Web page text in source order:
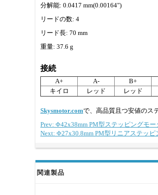
分解能: 0.0417 mm(0.00164")
リードの数: 4
リード長: 70 mm
重量: 37.6 g
接続
A+ A- B+
キイロ
レッド レッド
Skysmotor.comで、高品質且つ安値のス
Prev: Φ42x38mm PM型ステッピングモ
Next: Φ27x30.8mm PM型リニアステッ
関連製品